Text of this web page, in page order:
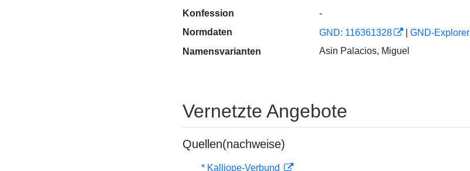
Konfession
-
Normdaten
GND: 116361328 GND-Explorer
Namensvarianten
Asin Palacios, Miguel
Vernetzte Angebote
Quellen(nachweise)
* Kalliope-Verbund